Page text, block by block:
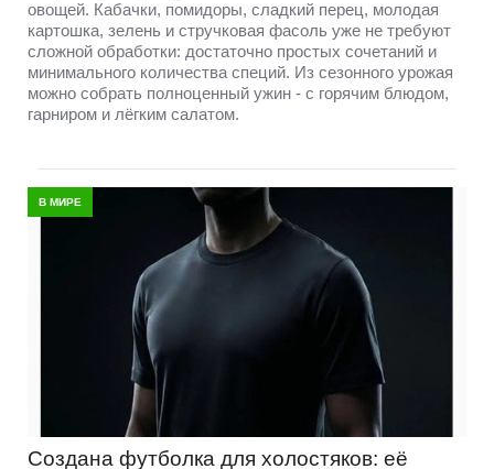
овощей. Кабачки, помидоры, сладкий перец, молодая
картошка, зелень и стручковая фасоль уже не требуют
сложной обработки: достаточно простых сочетаний и
минимального количества специй. Из сезонного урожая
можно собрать полноценный ужин - с горячим блюдом,
гарниром и лёгким салатом.
В МИРЕ
Создана футболка для холостяков: её